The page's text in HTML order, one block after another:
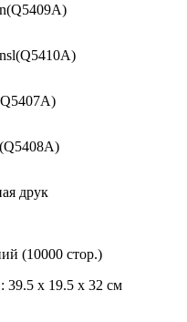
друк
(10000 стор.)
39.5 x 19.5 x 32 см